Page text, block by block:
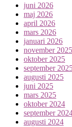
juni 2026
maj 2026
april 2026
mars 2026
januari 2026
november 2025
oktober 2025
september
augusti 2025
juni 2025
mars 2025
oktober 2024
september
augusti 2024